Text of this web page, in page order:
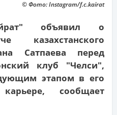
© Фото: Instagram/f.c.kairat
объявил о
казахстанского
Сатпаева перед
клуб "Челси",
этапом в его
карьере, сообщает